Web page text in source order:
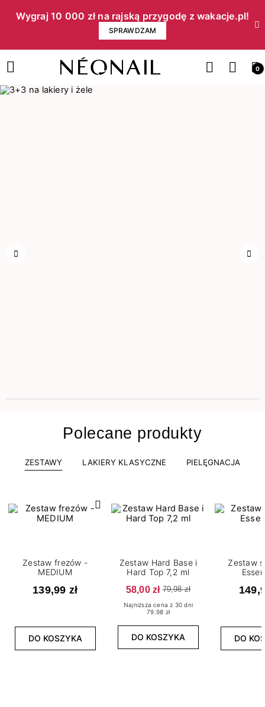
Wygraj 10 000 zł na rajską przygodę z wakacje.pl!​
SPRAWDZAM
0
Polecane produkty
ZESTAWY LAKIERY KLASYCZNE PIELĘGNACJA
Zestaw frezów -
MEDIUM
139,99 zł
DO KOSZYKA
Zestaw Hard Base i
Hard Top 7,2 ml
58,00 zł 79,98 zł
Najniższa cena z 30 dni
79.98 zł
DO KOSZYKA
Zestaw
DO